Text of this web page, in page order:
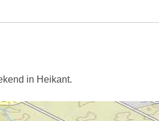
in Heikant.